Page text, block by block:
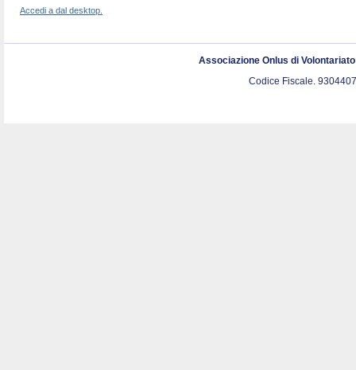
Accedi a dal desktop.
Associazione Onlus di
Codice Fiscale.